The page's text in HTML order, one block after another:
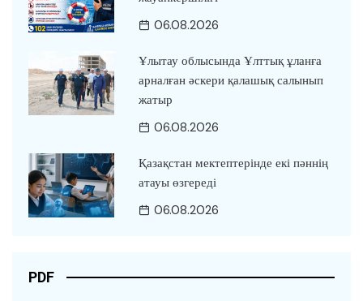
06.08.2026
Ұлытау облысында Ұлттық ұланға
арналған әскери қалашық салынып
жатыр
06.08.2026
Қазақстан мектептерінде екі пәннің
атауы өзгереді
06.08.2026
PDF